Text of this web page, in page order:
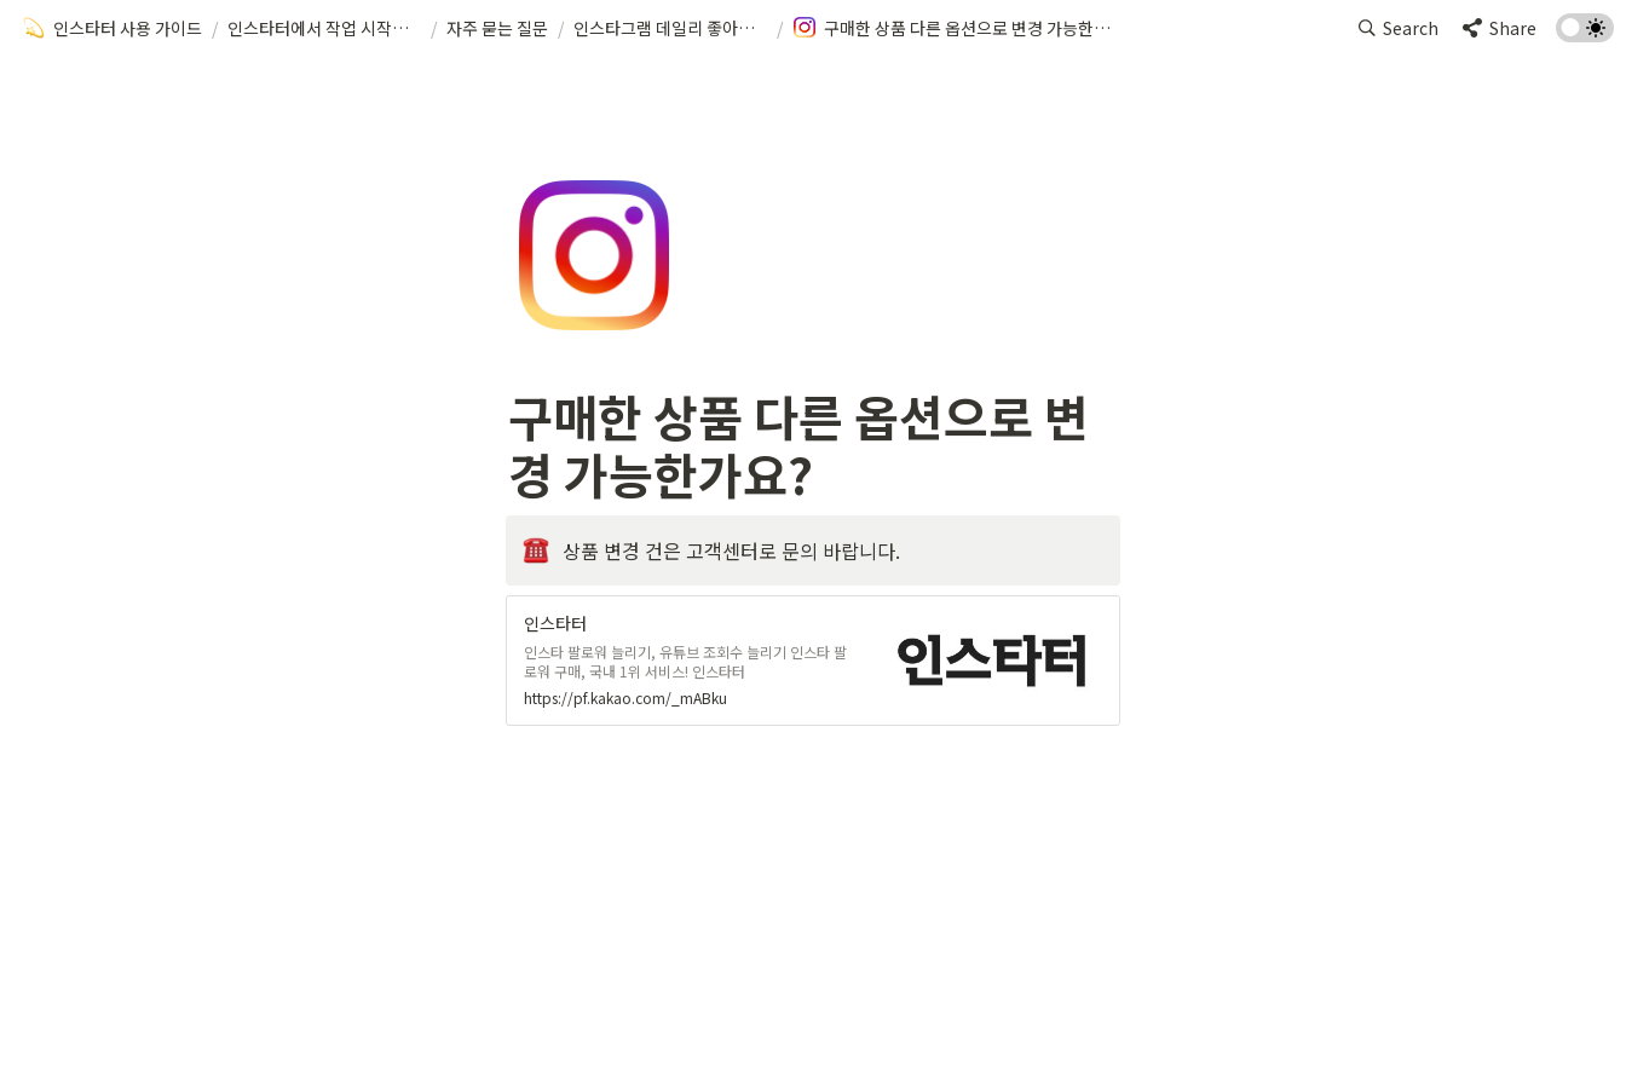
인스타터 사용 가이드 / 인스타터에서 작업 시작하기 / 자주 묻는 질문 / 인스타그램 데일리 좋아요, 팔로워 업 / 구매한 상품 다른 옵션으로 변경 가능한가요? Search Share
구매한 상품 다른 옵션으로 변
경 가능한가요?
상품 변경 건은 고객센터로 문의 바랍니다.
인스타터
인스타 팔로워 늘리기, 유튜브 조회수 늘리기 인스타 팔
로워 구매, 국내 1위 서비스! 인스타터
https://pf.kakao.com/_mABku